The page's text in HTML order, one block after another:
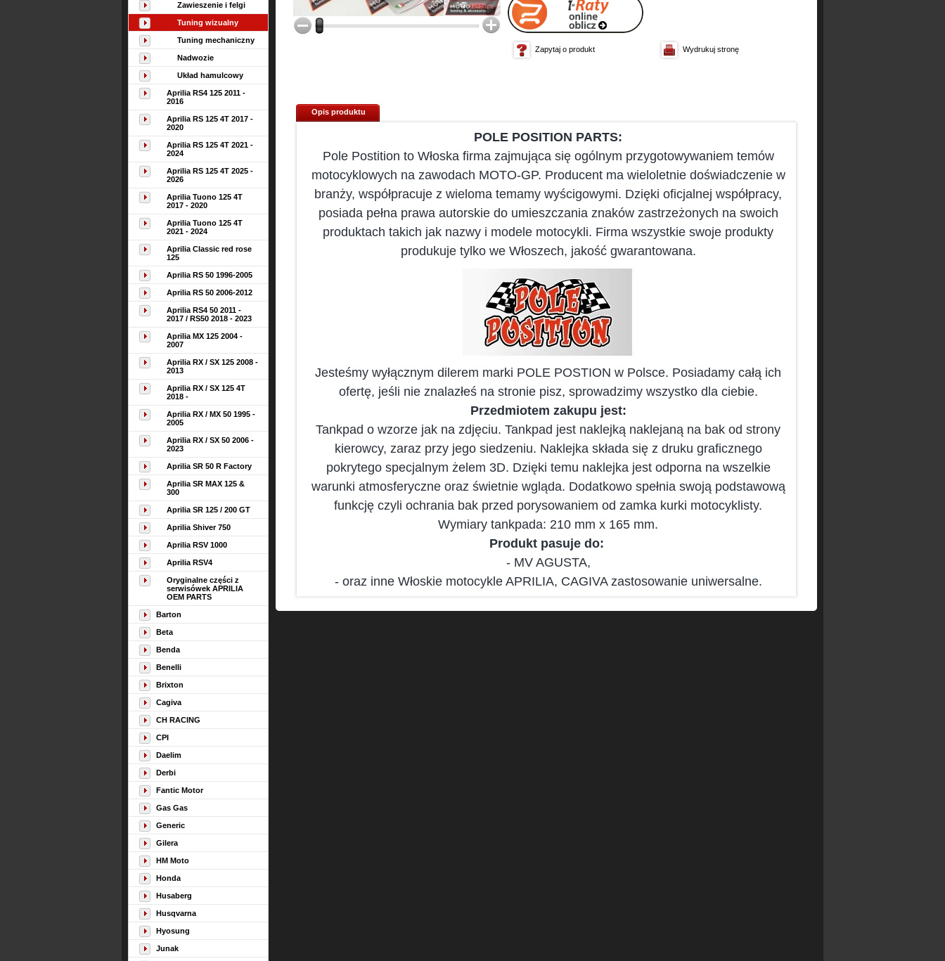
Zawieszenie i felgi
Tuning wizualny
Tuning mechaniczny
Nadwozie
Układ hamulcowy
Aprilia RS4 125 2011 -
2016
Aprilia RS 125 4T 2017 -
2020
Aprilia RS 125 4T 2021 -
2024
Aprilia RS 125 4T 2025 -
2026
Aprilia Tuono 125 4T
2017 - 2020
Aprilia Tuono 125 4T
2021 - 2024
Aprilia Classic red rose
125
Aprilia RS 50 1996-2005
Aprilia RS 50 2006-2012
Aprilia RS4 50 2011 -
2017 / RS50 2018 - 2023
Aprilia MX 125 2004 -
2007
Aprilia RX / SX 125 2008 -
2013
Aprilia RX / SX 125 4T
2018 -
Aprilia RX / MX 50 1995 -
2005
Aprilia RX / SX 50 2006 -
2023
Aprilia SR 50 R Factory
Aprilia SR MAX 125 &
300
Aprilia SR 125 / 200 GT
Aprilia Shiver 750
Aprilia RSV 1000
Aprilia RSV4
Oryginalne części z
serwisówek APRILIA
OEM PARTS
Barton
Beta
Benda
Benelli
Brixton
Cagiva
CH RACING
CPI
Daelim
Derbi
Fantic Motor
Gas Gas
Generic
Gilera
HM Moto
Honda
Husaberg
Husqvarna
Hyosung
Junak
Zapytaj o produkt Wydrukuj stronę
Opis produktu
POLE POSITION PARTS:
Pole Postition to Włoska firma zajmująca się ogólnym przygotowywaniem temów
motocyklowych na zawodach MOTO-GP. Producent ma wieloletnie doświadczenie w
branży, współpracuje z wieloma temamy wyścigowymi. Dzięki oficjalnej współpracy,
posiada pełna prawa autorskie do umieszczania znaków zastrzeżonych na swoich
produktach takich jak nazwy i modele motocykli. Firma wszystkie swoje produkty
produkuje tylko we Włoszech, jakość gwarantowana.
Jesteśmy wyłącznym dilerem marki POLE POSTION w Polsce. Posiadamy całą ich
ofertę, jeśli nie znalazłeś na stronie pisz, sprowadzimy wszystko dla ciebie.
Przedmiotem zakupu jest:
Tankpad o wzorze jak na zdjęciu. Tankpad jest naklejką naklejaną na bak od strony
kierowcy, zaraz przy jego siedzeniu. Naklejka składa się z druku graficznego
pokrytego specjalnym żelem 3D. Dzięki temu naklejka jest odporna na wszelkie
warunki atmosferyczne oraz świetnie wgląda. Dodatkowo spełnia swoją podstawową
funkcję czyli ochrania bak przed porysowaniem od zamka kurki motocyklisty.
Wymiary tankpada: 210 mm x 165 mm.
Produkt pasuje do:
- MV AGUSTA,
- oraz inne Włoskie motocykle APRILIA, CAGIVA zastosowanie uniwersalne.